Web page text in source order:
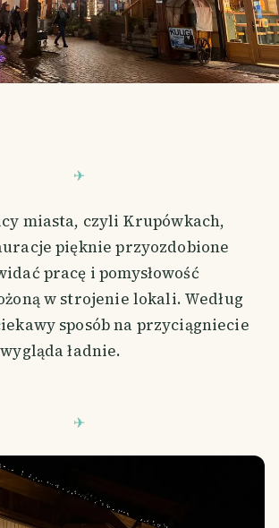
miasta, czyli Krupówkach,
pięknie przyozdobione
pracę i pomysłowość
w strojenie lokali. Według
sposób na przyciągniecie
ładnie.